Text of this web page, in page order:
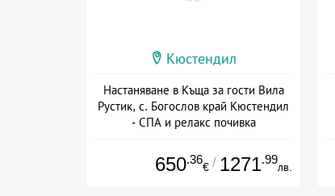
Кюстендил
Настаняване в Къща за гости Вила
Рустик, с. Богослов край Кюстендил
- СПА и релакс почивка
650.36
€ / 1271.99
лв.